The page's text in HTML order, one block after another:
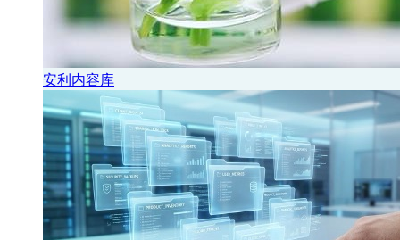
安利内容库